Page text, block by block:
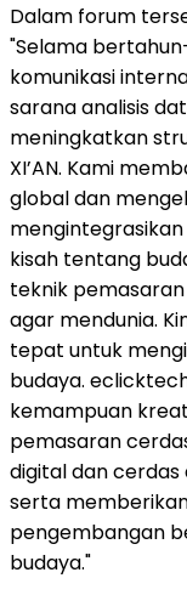
Dalam forum
"Selama
komunikasi
sarana analisis
meningkatkan
XI’AN. Kami
global dan
kisah tentang
teknik
agar mendunia.
tepat untuk
budaya.
kemampuan
pemasaran
digital dan cerdas
serta
pengembangan
budaya."